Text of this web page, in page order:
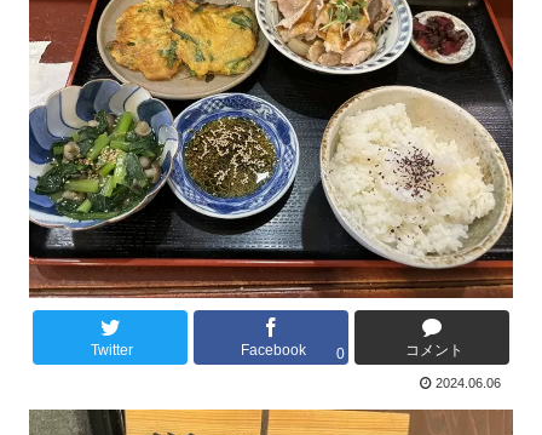
Twitter Facebook 0 コメント
2024.06.06